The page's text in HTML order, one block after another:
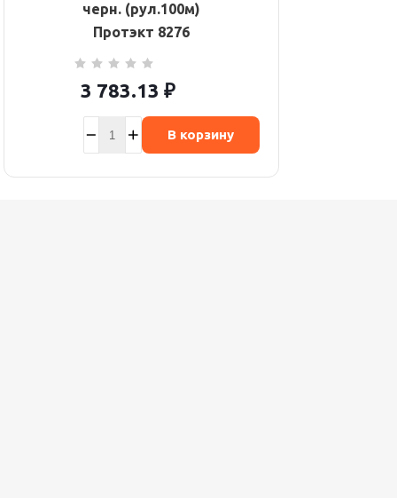
черн. (рул.100м)
Протэкт 8276
3 783.13 ₽
В корзину